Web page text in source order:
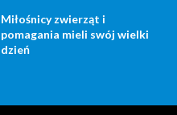
Miłośnicy zwierząt i
pomagania mieli swój wielki
dzień